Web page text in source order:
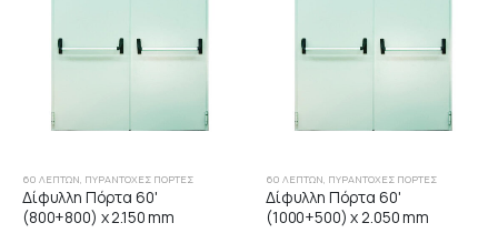
60 ΛΕΠΤΏΝ, ΠΥΡΆΝΤΟΧΕΣ ΠΌΡΤΕΣ
Δίφυλλη Πόρτα 60'
(800+800) x 2.150 mm
60 ΛΕΠΤΏΝ, ΠΥΡΆΝΤΟΧΕΣ ΠΌΡΤΕΣ
Δίφυλλη Πόρτα 60'
(1000+500) x 2.050 mm